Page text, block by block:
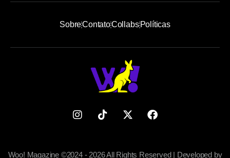
SobreContatoCollabsPolíticas
Woo! Magazine ©2024 - 2026 All Rights Reserved | Developed by